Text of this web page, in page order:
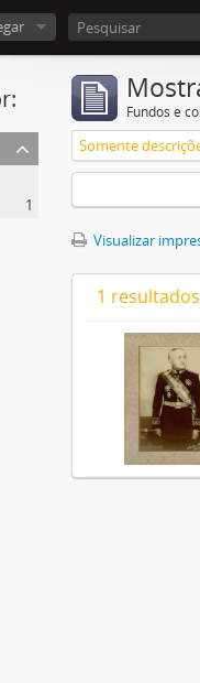
1
Fundos e
Somente
Visualizar
1